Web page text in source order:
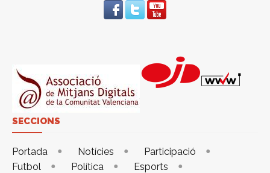
SECCIONS
Portada Notícies
Participació
Futbol
Política
Esports